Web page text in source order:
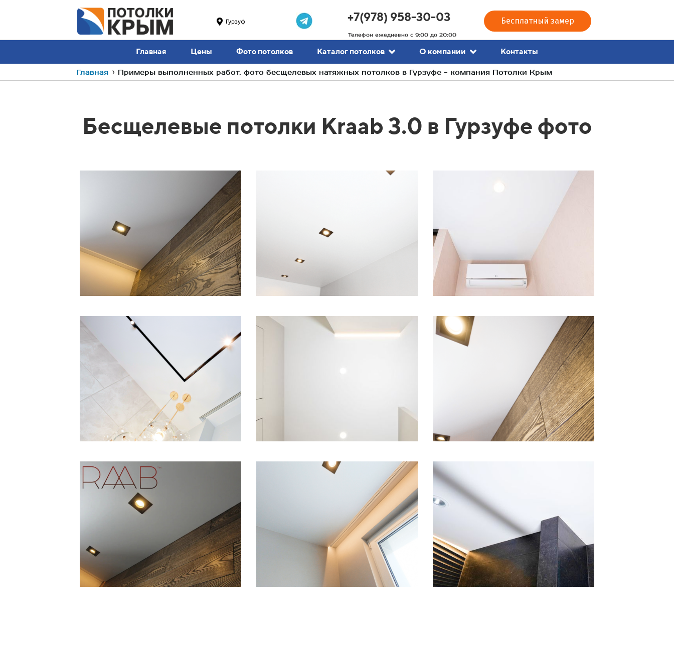
Гурзуф +7(978) 958-30-03
Телефон ежедневно с 9:00 до 20:00
Бесплатный замер
Главная Цены Фото потолков Каталог потолков О компании Контакты
Главная › Примеры выполненных работ, фото бесщелевых натяжных потолков в Гурзуфе - компания Потолки Крым
Бесщелевые потолки Kraab 3.0 в Гурзуфе фото